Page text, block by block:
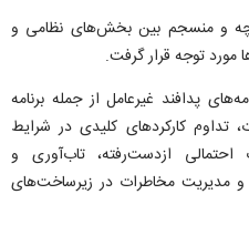
و منسجم بین بخش‌های نظامی و
توجه قرار گرفت.
پدافند غیرعامل از جمله برنامه
کارکرد‌های کلیدی در شرایط
احتمالی ازدست‌رفته، تاب‌آوری و
و مدیریت مخاطرات در زیرساخت‌های